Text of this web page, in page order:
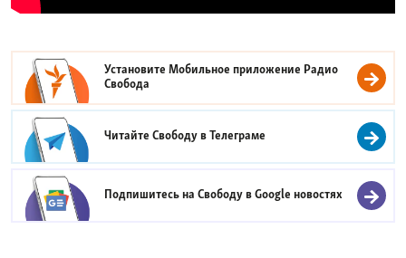
Установите Мобильное приложение Радио
Свобода
Читайте Свободу вТелеграме
Подпишитесь на Свободу вGoogle новостях